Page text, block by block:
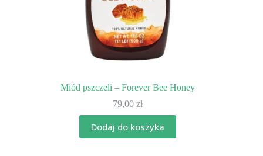
Miód pszczeli – Forever Bee Honey
79,00 zł
Dodaj do koszyka